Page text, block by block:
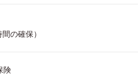
の確保）
険